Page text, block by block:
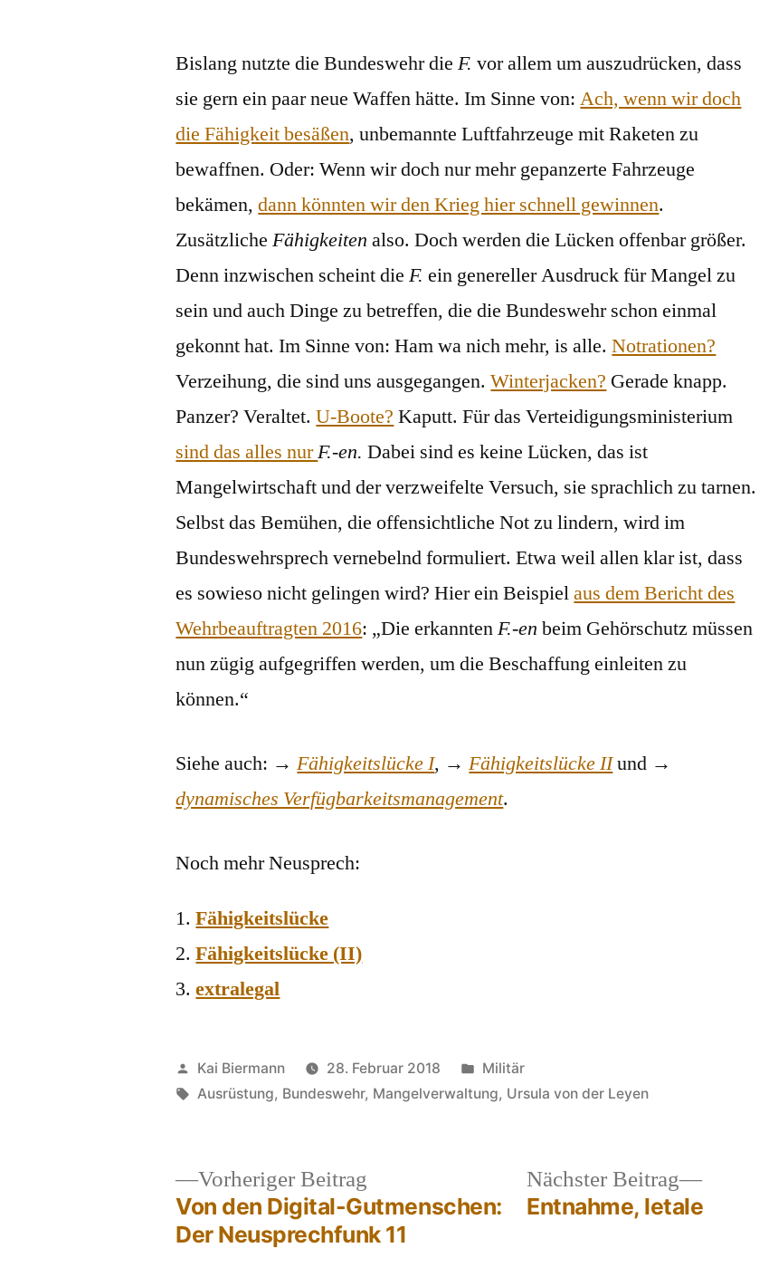
Bislang nutzte die Bundeswehr dieF. vor allem um auszudrücken, dass
sie gern ein paar neue Waffen hätte. Im Sinne von:Ach, wenn wir doch
die Fähigkeit besäßen, unbemannte Luftfahrzeuge mit Raketen zu
bewaffnen. Oder: Wenn wir doch nur mehr gepanzerte Fahrzeuge
bekämen,dann könnten wir den Krieg hier schnell gewinnen.
ZusätzlicheFähigkeiten also. Doch werden die Lücken offenbar größer.
Denn inzwischen scheint dieF. ein genereller Ausdruck für Mangel zu
sein und auch Dinge zu betreffen, die die Bundeswehr schon einmal
gekonnt hat. Im Sinne von: Ham wa nich mehr, is alle.Notrationen?
Verzeihung, die sind uns ausgegangen.Winterjacken? Gerade knapp.
Panzer? Veraltet.U-Boote? Kaputt. Für das Verteidigungsministerium
sind das alles nurF.-en. Dabei sind es keine Lücken, das ist
Mangelwirtschaft und der verzweifelte Versuch, sie sprachlich zu tarnen.
Selbst das Bemühen, die offensichtliche Not zu lindern, wird im
Bundeswehrsprech vernebelnd formuliert. Etwa weil allen klar ist, dass
es sowieso nicht gelingen wird? Hier ein Beispielaus dem Bericht des
Wehrbeauftragten 2016: „Die erkanntenF.-en beim Gehörschutz müssen
nun zügig aufgegriffen werden, um die Beschaffung einleiten zu
können.“
Siehe auch: →Fähigkeitslücke I, →Fähigkeitslücke IIund →
dynamisches Verfügbarkeitsmanagement.
Noch mehr Neusprech:
Fähigkeitslücke
Fähigkeitslücke (II)
extralegal
Veröffentlicht
von
Kai Biermann 28. Februar 2018
Veröffentlicht
in
Militär
Schlagwörter:
Ausrüstung, Bundeswehr, Mangelverwaltung, Ursula von der Leyen
Beitragsnavigation
Vorheriger Beitrag
Beitrag:
Von den Digital-Gutmenschen:
Der Neusprechfunk 11
Nächster Beitrag
Nächster
Beitrag:
Entnahme, letale